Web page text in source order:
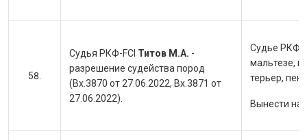
Судья РКФ-FCI Титов М.А. -
разрешение судейства пород
(Вх.3870 от 27.06.2022, Вх.3871 от
27.06.2022).
Судье РКФ-
мальтезе,
терьер,
Вынести на